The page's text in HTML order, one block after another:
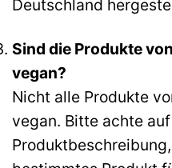
Deutschland
Sind die Produkte
vegan?
Nicht alle Produkte
vegan. Bitte achte